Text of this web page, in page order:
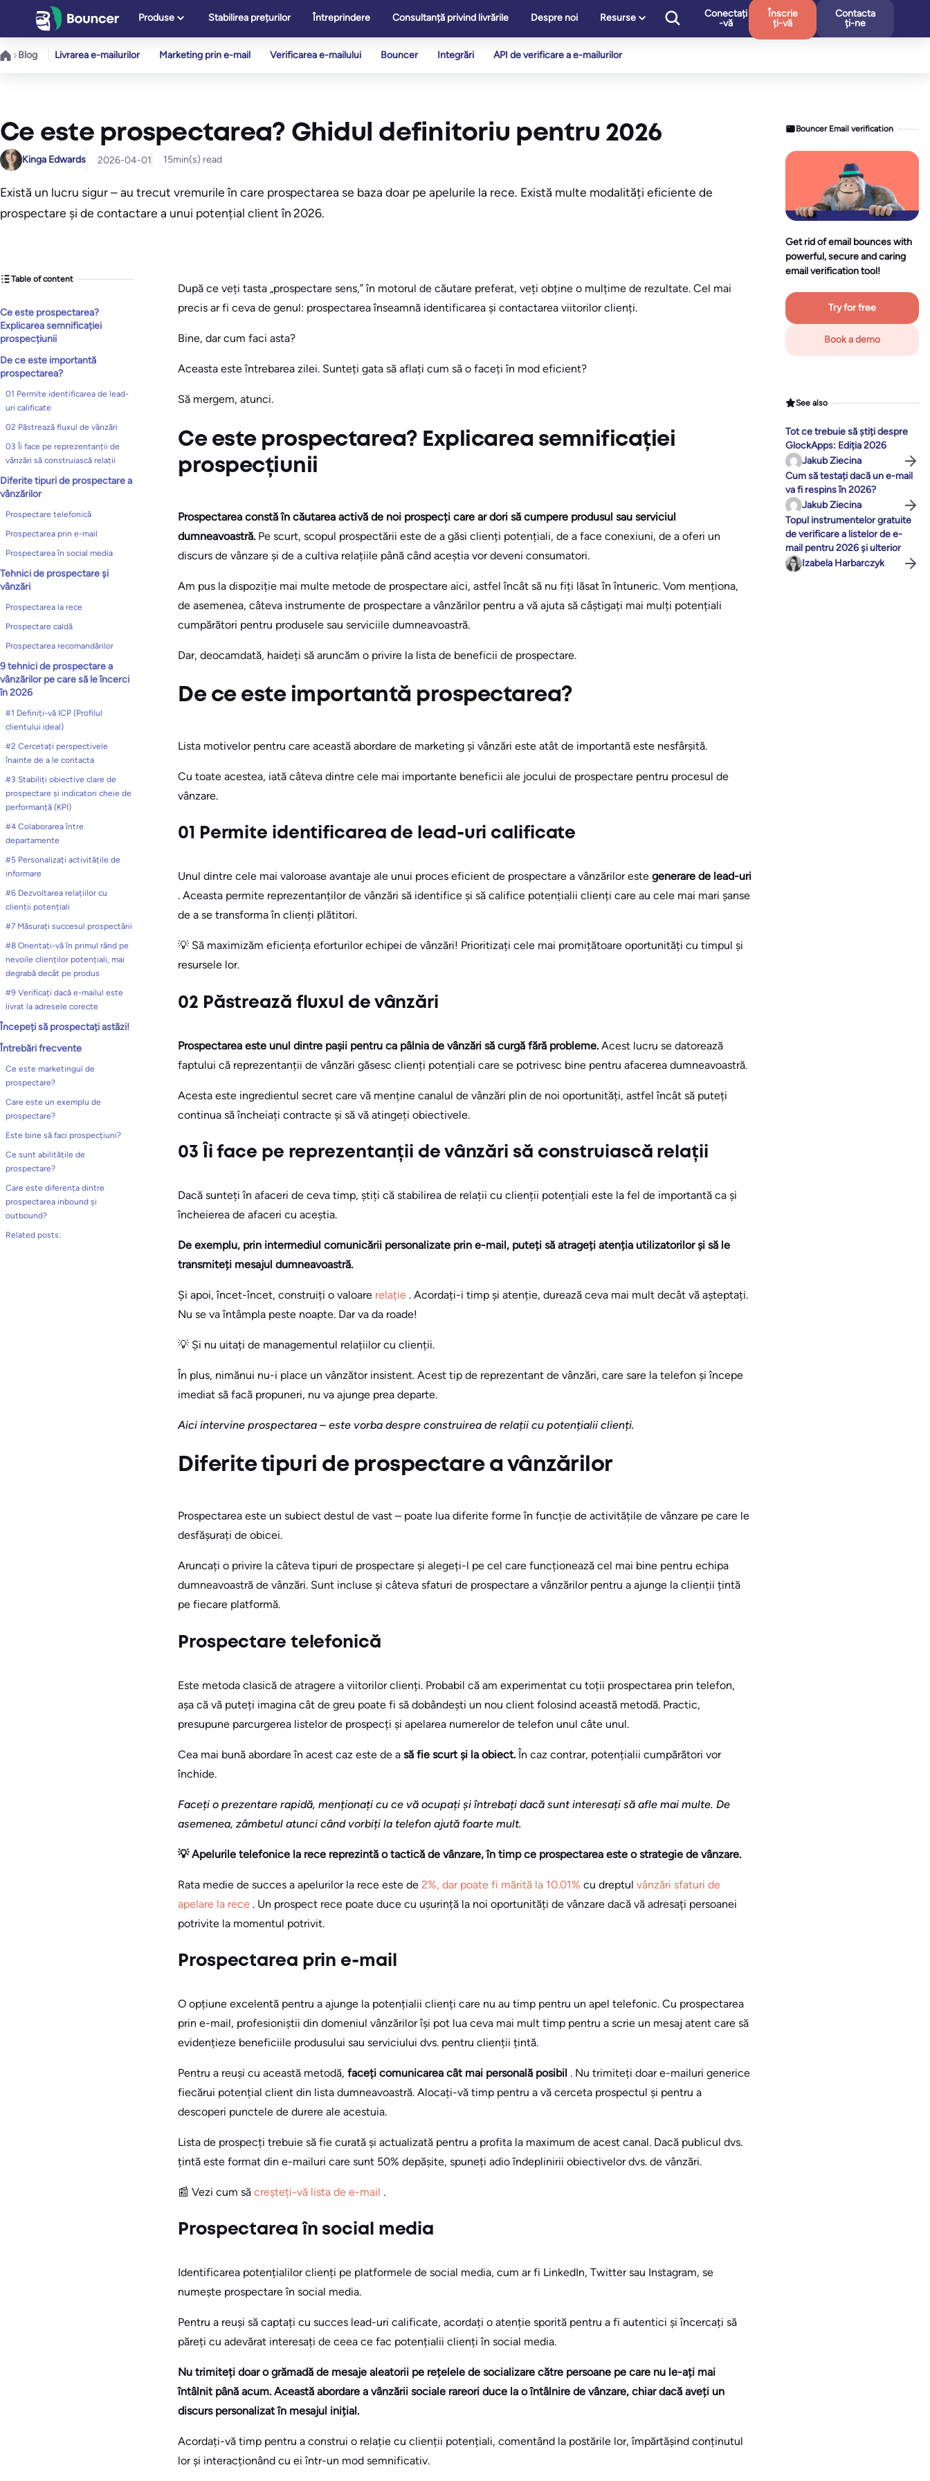
conținut
Produse Stabilirea prețurilor Întreprindere Consultanță privind livrările Despre noi Resurse
Conectați
-vă
Înscrie
ți-vă
Contacta
ți-ne
Blog Livrarea e-mailurilor Marketing prin e-mail Verificarea e-mailului Bouncer Integrări API de verificare a e-mailurilor
Ce este prospectarea? Ghidul definitoriu pentru 2026
Kinga Edwards 2026-04-01 15min(s) read
Există un lucru sigur – au trecut vremurile în care prospectarea se baza doar pe apelurile la rece. Există multe modalități eficiente de
prospectare și de contactare a unui potențial client în 2026.
Table of content
Ce este prospectarea?
Explicarea semnificației
prospecțiunii
De ce este importantă
prospectarea?
01 Permite identificarea de lead-
uri calificate
02 Păstrează fluxul de vânzări
03 Îi face pe reprezentanții de
vânzări să construiască relații
Diferite tipuri de prospectare a
vânzărilor
Prospectare telefonică
Prospectarea prin e-mail
Prospectarea în social media
Tehnici de prospectare și
vânzări
Prospectarea la rece
Prospectare caldă
Prospectarea recomandărilor
9 tehnici de prospectare a
vânzărilor pe care să le încerci
în 2026
#1 Definiți-vă ICP (Profilul
clientului ideal)
#2 Cercetați perspectivele
înainte de a le contacta
#3 Stabiliți obiective clare de
prospectare și indicatori cheie de
performanță (KPI)
#4 Colaborarea între
departamente
#5 Personalizați activitățile de
informare
#6 Dezvoltarea relațiilor cu
clienții potențiali
#7 Măsurați succesul prospectării
#8 Orientați-vă în primul rând pe
nevoile clienților potențiali, mai
degrabă decât pe produs
#9 Verificați dacă e-mailul este
livrat la adresele corecte
Începeți să prospectați astăzi!
Întrebări frecvente
Ce este marketingul de
prospectare?
Care este un exemplu de
prospectare?
Este bine să faci prospecțiuni?
Ce sunt abilitățile de
prospectare?
Care este diferența dintre
prospectarea inbound și
outbound?
Related posts:
După ce veți tasta „prospectare sens,” în motorul de căutare preferat, veți obține o mulțime de rezultate. Cel mai
precis ar fi ceva de genul: prospectarea înseamnă identificarea și contactarea viitorilor clienți.
Bine, dar cum faci asta?
Aceasta este întrebarea zilei. Sunteți gata să aflați cum să o faceți în mod eficient?
Să mergem, atunci.
Ce este prospectarea? Explicarea semnificației
prospecțiunii
Prospectarea constă în căutarea activă de noi prospecți care ar dori să cumpere produsul sau serviciul
dumneavoastră. Pe scurt, scopul prospectării este de a găsi clienți potențiali, de a face conexiuni, de a oferi un
discurs de vânzare și de a cultiva relațiile până când aceștia vor deveni consumatori.
Am pus la dispoziție mai multe metode de prospectare aici, astfel încât să nu fiți lăsat în întuneric. Vom menționa,
de asemenea, câteva instrumente de prospectare a vânzărilor pentru a vă ajuta să câștigați mai mulți potențiali
cumpărători pentru produsele sau serviciile dumneavoastră.
Dar, deocamdată, haideți să aruncăm o privire la lista de beneficii de prospectare.
De ce este importantă prospectarea?
Lista motivelor pentru care această abordare de marketing și vânzări este atât de importantă este nesfârșită.
Cu toate acestea, iată câteva dintre cele mai importante beneficii ale jocului de prospectare pentru procesul de
vânzare.
01 Permite identificarea de lead-uri calificate
Unul dintre cele mai valoroase avantaje ale unui proces eficient de prospectare a vânzărilor este generare de lead-uri
. Aceasta permite reprezentanților de vânzări să identifice și să califice potențialii clienți care au cele mai mari șanse
de a se transforma în clienți plătitori.
💡 Să maximizăm eficiența eforturilor echipei de vânzări! Prioritizați cele mai promițătoare oportunități cu timpul și
resursele lor.
02 Păstrează fluxul de vânzări
Prospectarea este unul dintre pașii pentru ca pâlnia de vânzări să curgă fără probleme. Acest lucru se datorează
faptului că reprezentanții de vânzări găsesc clienți potențiali care se potrivesc bine pentru afacerea dumneavoastră.
Acesta este ingredientul secret care vă menține canalul de vânzări plin de noi oportunități, astfel încât să puteți
continua să încheiați contracte și să vă atingeți obiectivele.
03 Îi face pe reprezentanții de vânzări să construiască relații
Dacă sunteți în afaceri de ceva timp, știți că stabilirea de relații cu clienții potențiali este la fel de importantă ca și
încheierea de afaceri cu aceștia.
De exemplu, prin intermediul comunicării personalizate prin e-mail, puteți să atrageți atenția utilizatorilor și să le
transmiteți mesajul dumneavoastră.
Și apoi, încet-încet, construiți o valoare relație . Acordați-i timp și atenție, durează ceva mai mult decât vă așteptați.
Nu se va întâmpla peste noapte. Dar va da roade!
💡 Și nu uitați de managementul relațiilor cu clienții.
În plus, nimănui nu-i place un vânzător insistent. Acest tip de reprezentant de vânzări, care sare la telefon și începe
imediat să facă propuneri, nu va ajunge prea departe.
Aici intervine prospectarea – este vorba despre construirea de relații cu potențialii clienți.
Diferite tipuri de prospectare a vânzărilor
Prospectarea este un subiect destul de vast – poate lua diferite forme în funcție de activitățile de vânzare pe care le
desfășurați de obicei.
Aruncați o privire la câteva tipuri de prospectare și alegeți-l pe cel care funcționează cel mai bine pentru echipa
dumneavoastră de vânzări. Sunt incluse și câteva sfaturi de prospectare a vânzărilor pentru a ajunge la clienții țintă
pe fiecare platformă.
Prospectare telefonică
Este metoda clasică de atragere a viitorilor clienți. Probabil că am experimentat cu toții prospectarea prin telefon,
așa că vă puteți imagina cât de greu poate fi să dobândești un nou client folosind această metodă. Practic,
presupune parcurgerea listelor de prospecți și apelarea numerelor de telefon unul câte unul.
Cea mai bună abordare în acest caz este de a să fie scurt și la obiect.În caz contrar, potențialii cumpărători vor
închide.
Faceți o prezentare rapidă, menționați cu ce vă ocupați și întrebați dacă sunt interesați să afle mai multe. De
asemenea, zâmbetul atunci când vorbiți la telefon ajută foarte mult.
💡 Apelurile telefonice la rece reprezintă o tactică de vânzare, în timp ce prospectarea este o strategie de vânzare.
Rata medie de succes a apelurilor la rece este de 2%, dar poate fi mărită la 10.01% cu dreptul vânzări sfaturi de
apelare la rece . Un prospect rece poate duce cu ușurință la noi oportunități de vânzare dacă vă adresați persoanei
potrivite la momentul potrivit.
Prospectarea prin e-mail
O opțiune excelentă pentru a ajunge la potențialii clienți care nu au timp pentru un apel telefonic. Cu prospectarea
prin e-mail, profesioniștii din domeniul vânzărilor își pot lua ceva mai mult timp pentru a scrie un mesaj atent care să
evidențieze beneficiile produsului sau serviciului dvs. pentru clienții țintă.
Pentru a reuși cu această metodă, faceți comunicarea cât mai personală posibil . Nu trimiteți doar e-mailuri generice
fiecărui potențial client din lista dumneavoastră. Alocați-vă timp pentru a vă cerceta prospectul și pentru a
descoperi punctele de durere ale acestuia.
Lista de prospecți trebuie să fie curată și actualizată pentru a profita la maximum de acest canal. Dacă publicul dvs.
țintă este format din e-mailuri care sunt 50% depășite, spuneți adio îndeplinirii obiectivelor dvs. de vânzări.
📰 Vezi cum să creșteți-vă lista de e-mail .
Prospectarea în social media
Identificarea potențialilor clienți pe platformele de social media, cum ar fi LinkedIn, Twitter sau Instagram, se
numește prospectare în social media.
Pentru a reuși să captați cu succes lead-uri calificate, acordați o atenție sporită pentru a fi autentici și încercați să
păreți cu adevărat interesați de ceea ce fac potențialii clienți în social media.
Nu trimiteți doar o grămadă de mesaje aleatorii pe rețelele de socializare către persoane pe care nu le-ați mai
întâlnit până acum. Această abordare a vânzării sociale rareori duce la o întâlnire de vânzare, chiar dacă aveți un
discurs personalizat în mesajul inițial.
Acordați-vă timp pentru a construi o relație cu clienții potențiali, comentând la postările lor, împărtășind conținutul
lor și interacționând cu ei într-un mod semnificativ.
Bouncer Email verification
Get rid of email bounces with
powerful, secure and caring
email verification tool!
Try for free
Book a demo
See also
Tot ce trebuie să știți despre
GlockApps: Ediția 2026
Jakub Ziecina
Cum să testați dacă un e-mail
va fi respins în 2026?
Jakub Ziecina
Topul instrumentelor gratuite
de verificare a listelor de e-
mail pentru 2026 și ulterior
Izabela Harbarczyk